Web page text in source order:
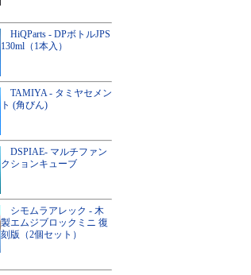
HiQParts - DPボトルJPS
130ml（1本入）
TAMIYA - タミヤセメン
ト (角びん)
DSPIAE- マルチファン
クションキューブ
シモムラアレック - 木
製エムジブロックミニ 復
刻版（2個セット）